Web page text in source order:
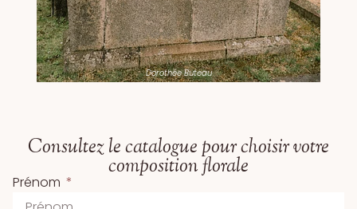
Dorothée Buteau
Consultez le catalogue pour choisir votre
composition florale
Prénom